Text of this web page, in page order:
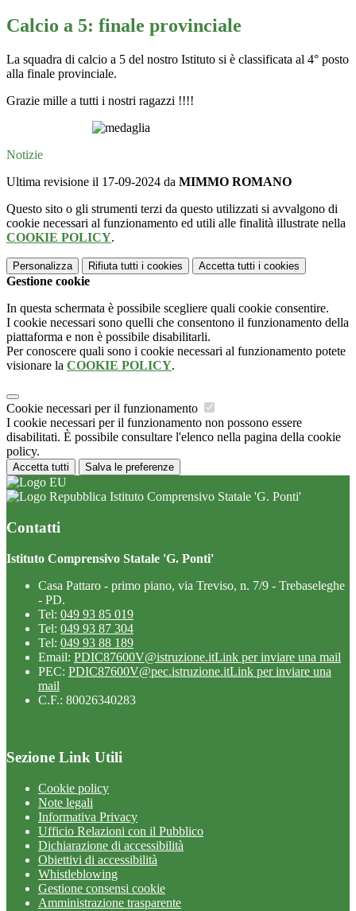
Calcio a 5: finale provinciale
La squadra di calcio a 5 del nostro Istituto si è classificata al 4° posto
alla finale provinciale.
Grazie mille a tutti i nostri ragazzi !!!!
Notizie
Ultima revisione il 17-09-2024 da MIMMO ROMANO
Questo sito o gli strumenti terzi da questo utilizzati si avvalgono di
cookie necessari al funzionamento ed utili alle finalità illustrate nella
COOKIE POLICY.
Personalizza Rifiuta tutti i cookies Accetta tutti i cookies
Gestione cookie
In questa schermata è possibile scegliere quali cookie consentire.
I cookie necessari sono quelli che consentono il funzionamento della
piattaforma e non è possibile disabilitarli.
Per conoscere quali sono i cookie necessari al funzionamento potete
visionare la COOKIE POLICY.
Cookie necessari per il funzionamento
I cookie necessari per il funzionamento non possono essere
disabilitati. È possibile consultare l'elenco nella pagina della cookie
policy.
Accetta tutti Salva le preferenze
Istituto Comprensivo Statale 'G. Ponti'
Contatti
Istituto Comprensivo Statale 'G. Ponti'
Casa Pattaro - primo piano, via Treviso, n. 7/9 - Trebaseleghe
- PD.
Tel: 049 93 85 019
Tel: 049 93 87 304
Tel: 049 93 88 189
Email: PDIC87600V@istruzione.itLink per inviare una mail
PEC: PDIC87600V@pec.istruzione.itLink per inviare una
mail
C.F.: 80026340283
Sezione Link Utili
Cookie policy
Note legali
Informativa Privacy
Ufficio Relazioni con il Pubblico
Dichiarazione di accessibilità
Obiettivi di accessibilità
Whistleblowing
Gestione consensi cookie
Amministrazione trasparente